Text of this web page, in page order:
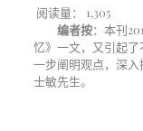
阅读量：
1,305
编者按：本刊
忆》一文，又引起
一步阐明观点，深
士敏先生。